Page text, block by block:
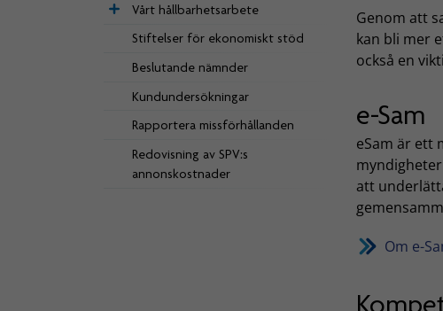
Vårt hållbarhetsarbete
Stiftelser för ekonomiskt stöd
Beslutande nämnder
Kundundersökningar
Rapportera missförhållanden
Redovisning av SPV:s
annonskostnader
Genom att
kan bli mer
också en
e-Sam
eSam är ett
att
Om e-